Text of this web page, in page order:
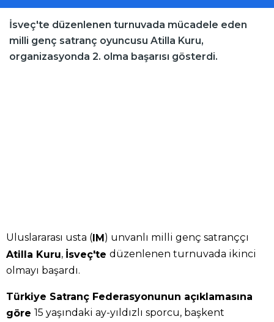
İsveç'te düzenlenen turnuvada mücadele eden
milli genç satranç oyuncusu Atilla Kuru,
organizasyonda 2. olma başarısı gösterdi.
Uluslararası usta ( IM ) unvanlı milli genç satranççı
Atilla Kuru, İsveç'te düzenlenen turnuvada ikinci
olmayı başardı.
Türkiye Satranç Federasyonunun açıklamasına
göre 15 yaşındaki ay-yıldızlı sporcu, başkent